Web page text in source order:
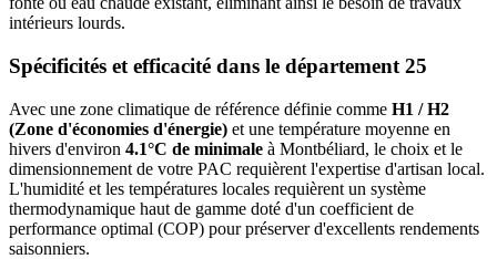
intérieurs lourds.
Spécificités et efficacité dans le département 25
Avec une zone climatique de référence définie comme H1 / H2
(Zone d'économies d'énergie) et une température moyenne en
hivers d'environ 4.1°C de minimale à Montbéliard, le choix et le
dimensionnement de votre PAC requièrent l'expertise d'artisan local.
L'humidité et les températures locales requièrent un système
thermodynamique haut de gamme doté d'un coefficient de
performance optimal (COP) pour préserver d'excellents rendements
saisonniers.